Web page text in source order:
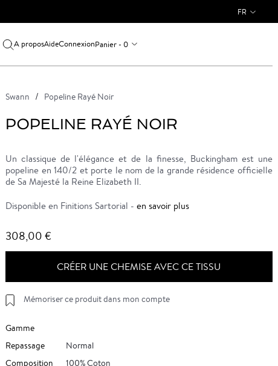
FR
A proposAideConnexionPanier - 0
Swann Popeline Rayé Noir
POPELINE RAYÉ NOIR
Un classique de l'élégance et de la finesse, Buckingham est une
popeline en 140/2 et porte le nom de la grande résidence officielle
de Sa Majesté la Reine Elizabeth II.
Disponible en Finitions Sartorial - en savoir plus
308,00 €
CRÉER UNE CHEMISE AVEC CE TISSU
Mémoriser ce produit dans mon compte
Gamme
Repassage
Normal
Composition
100% Coton